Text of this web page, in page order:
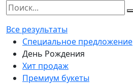
Все результаты
Специальное предложение
День Рождения
Хит продаж
Премиум букеты